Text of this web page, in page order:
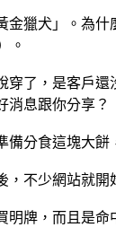
獵犬」。為
。
了，是客戶
消息跟你分享？
備分食這塊大
，不少網站就
牌，而且是